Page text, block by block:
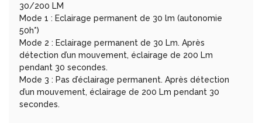
30/200 LM
Mode 1 : Eclairage permanent de 30 lm (autonomie
50h*)
Mode 2 : Eclairage permanent de 30 Lm. Après
détection d’un mouvement, éclairage de 200 Lm
pendant 30 secondes.
Mode 3 : Pas d’éclairage permanent. Après détection
d’un mouvement, éclairage de 200 Lm pendant 30
secondes.